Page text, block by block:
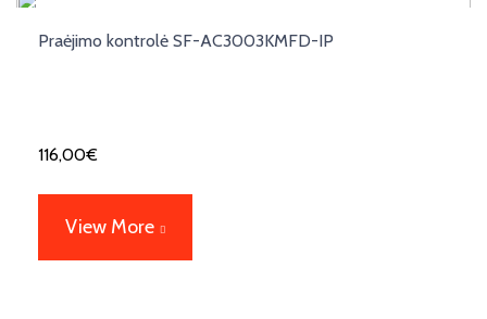
Praėjimo kontrolė SF-AC3003KMFD-IP
116,00€
View More